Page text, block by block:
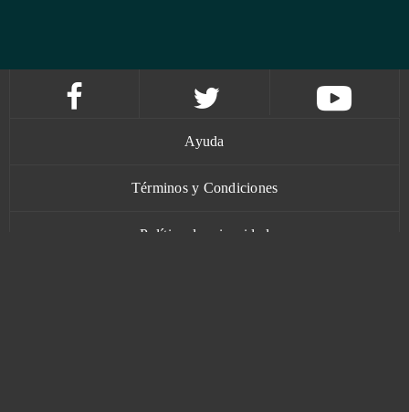
Ayuda
Términos y Condiciones
Política de privacidad